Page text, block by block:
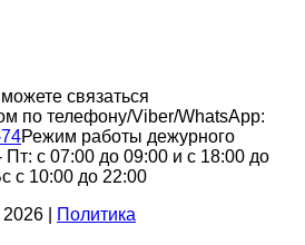
связаться
по телефону/Viber/WhatsApp:
Режим работы дежурного
Пт: с 07:00 до 09:00 и с 18:00 до
с 10:00 до 22:00
Политика